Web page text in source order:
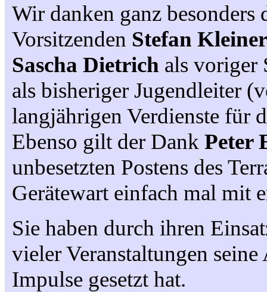
Wir danken ganz besonders
Vorsitzenden Stefan
Sascha Dietrich als
als bisheriger Jugendleiter
langjährigen Verdienste für
Ebenso gilt der Dank Peter
unbesetzten Postens des
Gerätewart einfach mal mit
Sie haben durch ihren
vieler Veranstaltungen
Impulse gesetzt hat.